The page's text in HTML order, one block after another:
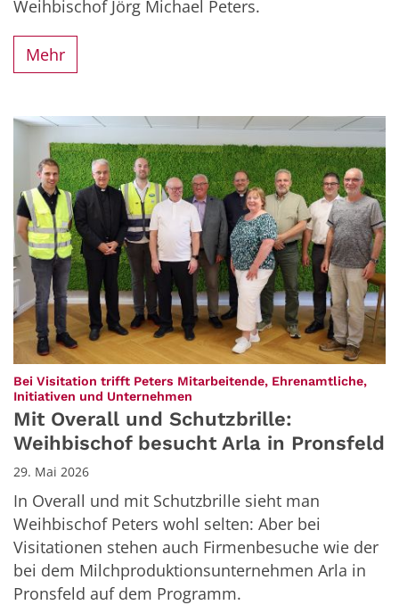
Weihbischof Jörg Michael Peters.
Mehr
Bei Visitation trifft Peters Mitarbeitende, Ehrenamtliche,
Initiativen und Unternehmen
Mit Overall und Schutzbrille:
Weihbischof besucht Arla in Pronsfeld
29. Mai 2026
In Overall und mit Schutzbrille sieht man
Weihbischof Peters wohl selten: Aber bei
Visitationen stehen auch Firmenbesuche wie der
bei dem Milchproduktionsunternehmen Arla in
Pronsfeld auf dem Programm.